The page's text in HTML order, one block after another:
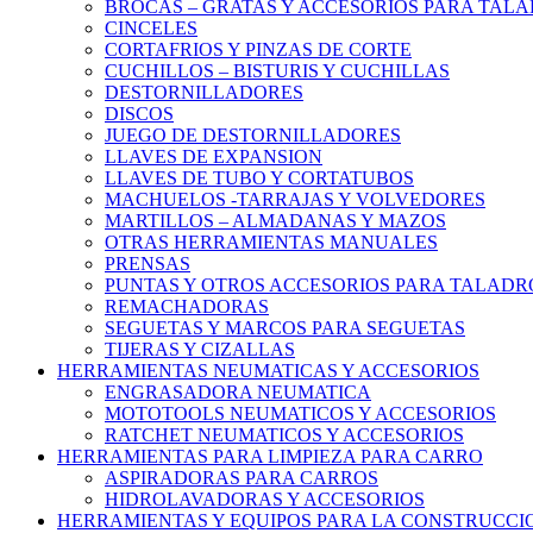
BROCAS – GRATAS Y ACCESORIOS PARA
CINCELES
CORTAFRIOS Y PINZAS DE CORTE
CUCHILLOS – BISTURIS Y CUCHILLAS
DESTORNILLADORES
DISCOS
JUEGO DE DESTORNILLADORES
LLAVES DE EXPANSION
LLAVES DE TUBO Y CORTATUBOS
MACHUELOS -TARRAJAS Y VOLVEDORES
MARTILLOS – ALMADANAS Y MAZOS
OTRAS HERRAMIENTAS MANUALES
PRENSAS
PUNTAS Y OTROS ACCESORIOS PARA
REMACHADORAS
SEGUETAS Y MARCOS PARA SEGUETAS
TIJERAS Y CIZALLAS
HERRAMIENTAS NEUMATICAS Y ACCESORIOS
ENGRASADORA NEUMATICA
MOTOTOOLS NEUMATICOS Y ACCESORIOS
RATCHET NEUMATICOS Y ACCESORIOS
HERRAMIENTAS PARA LIMPIEZA PARA CARRO
ASPIRADORAS PARA CARROS
HIDROLAVADORAS Y ACCESORIOS
HERRAMIENTAS Y EQUIPOS PARA LA